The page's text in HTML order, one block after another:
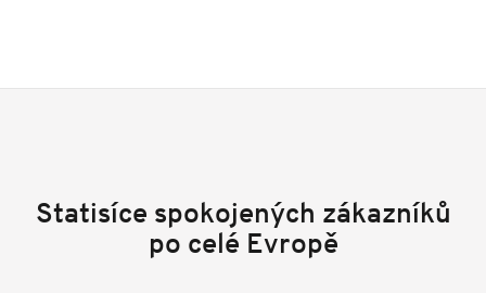
Statisíce spokojených zákazníků
po celé Evropě